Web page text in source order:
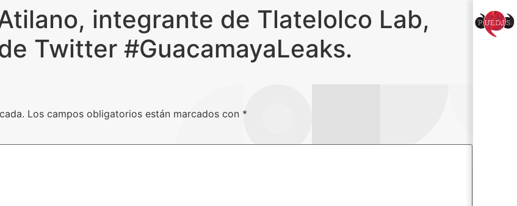
integrante de Tlatelolco Lab,
Twitter #GuacamayaLeaks.
Los campos obligatorios están marcados con *